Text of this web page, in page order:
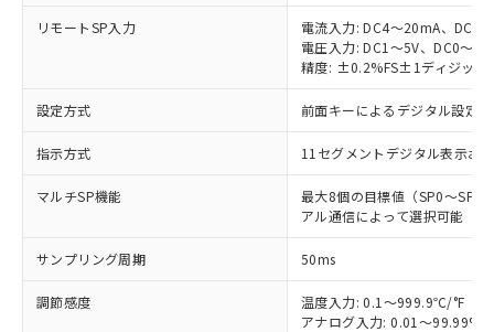
リモートSP入力
電流入力: DC4～20mA、DC0
電圧入力: DC1～5V、DC0～
精度: ±0.2%FS±1ディジット
設定方式 前面キーによるデジタル設定
指示方式 11セグメントデジタル表示お
マルチSP機能
最大8個の目標値（SP0～SP7
アル通信によって選択可能
サンプリング周期 50ms
調節感度
温度入力: 0.1～999.9℃/°F（
アナログ入力: 0.01～